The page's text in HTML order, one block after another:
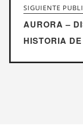
SIGUIENTE
AURORA –
HISTORIA